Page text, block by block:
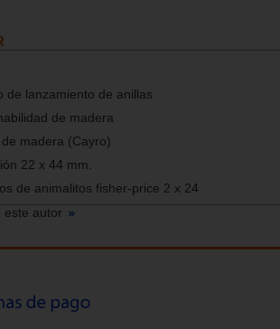
de lanzamiento de anillas
de madera
madera (Cayro)
22 x 44 mm.
de animalitos fisher-price 2 x 24
este autor